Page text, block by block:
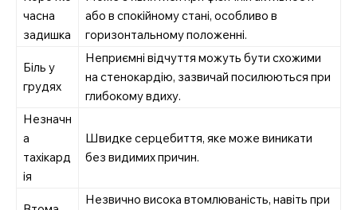
часна
задишка
або в спокійному стані, особливо в
горизонтальному положенні.
Біль у
грудях
Неприємні відчуття можуть бути схожими
на стенокардію, зазвичай посилюються при
глибокому вдиху.
Незначн
а
тахікард
ія
Швидке серцебиття, яке може виникати
без видимих причин.
Незвично висока втомлюваність, навіть при